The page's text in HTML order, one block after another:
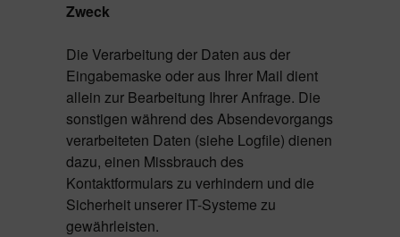
Zweck
Die Verarbeitung der Daten aus der
Eingabemaske oder aus Ihrer Mail dient
allein zur Bearbeitung Ihrer Anfrage. Die
sonstigen während des Absendevorgangs
verarbeiteten Daten (siehe Logfile) dienen
dazu, einen Missbrauch des
Kontaktformulars zu verhindern und die
Sicherheit unserer IT-Systeme zu
gewährleisten.